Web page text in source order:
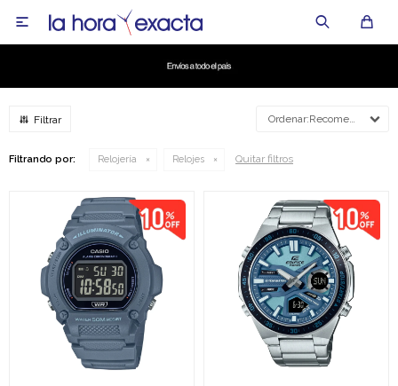

Recomendados
Filtrando por: Relojería Relojes Quitar filtros